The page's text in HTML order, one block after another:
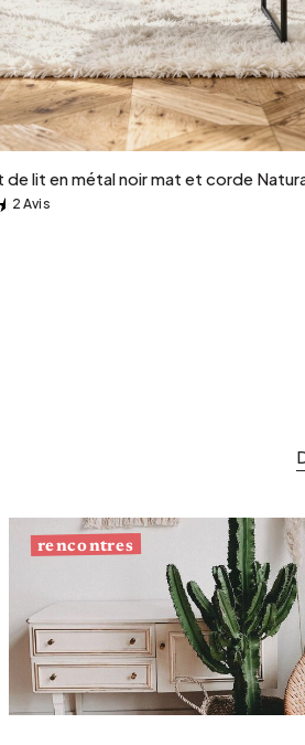
Ajouter au panier
de lit en métal noir mat et corde
&
2 Avis
rencontres